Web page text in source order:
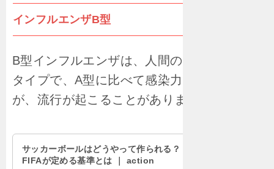
インフルエンザB型
B型インフルエンザは、人間のみに感染する
タイプで、A型に比べて感染力は弱いです
が、流行が起こることがあります。
サッカーボールはどうやって作られる？
FIFAが定める基準とは ｜ action